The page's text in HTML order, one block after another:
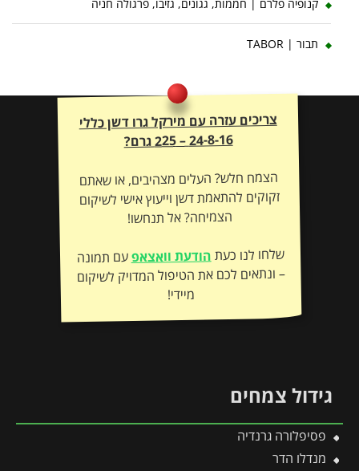
קנופיה פלרם | חממות, גגונים, גזיבו, פרגולה חניה
תבור | TABOR
צריכים עזרה עם מירקל גרו דשן כללי
24-8-16 – 225 גרם?
הצמח חלש? העלים מצהיבים, או שאתם
זקוקים להתאמת דשן וייעוץ אישי לשיקום
הצמיחה? אל תנחשו!
שלחו לנו כעתהודעת וואצאפעם תמונה
– ונתאים לכם את הטיפול המדויק לשיקום
מיידי!
גידול צמחים
פסיפלורה גרנדיה
מנדלו הדר